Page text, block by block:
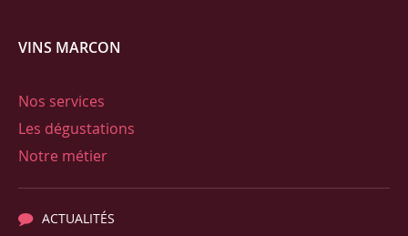
VINS MARCON
Nos services
Les dégustations
Notre métier
ACTUALITÉS